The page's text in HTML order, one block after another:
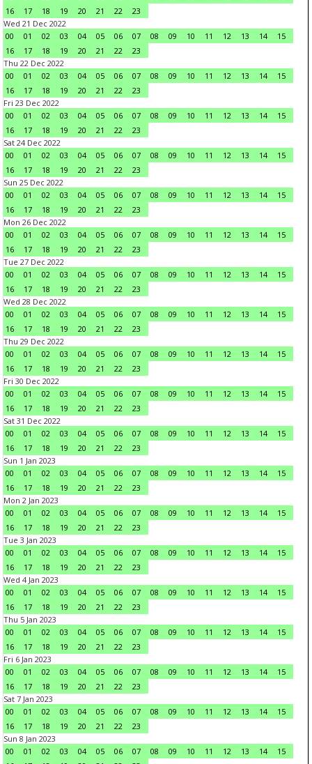
16
17 18 19 20 21 22
23
Wed 21 Dec 2022
00
01 02 03 04 05 06 07 08 09 10 11 12 13 14
15
16
17 18 19 20 21 22
23
Thu 22 Dec 2022
00
01 02 03 04 05 06 07 08 09 10 11 12 13 14
15
16
17 18 19 20 21 22
23
Fri 23 Dec 2022
00
01 02 03 04 05 06 07 08 09 10 11 12 13 14
15
16
17 18 19 20 21 22
23
Sat 24 Dec 2022
00
01 02 03 04 05 06 07 08 09 10 11 12 13 14
15
16
17 18 19 20 21 22
23
Sun 25 Dec 2022
00
01 02 03 04 05 06 07 08 09 10 11 12 13 14
15
16
17 18 19 20 21 22
23
Mon 26 Dec 2022
00
01 02 03 04 05 06 07 08 09 10 11 12 13 14
15
16
17 18 19 20 21 22
23
Tue 27 Dec 2022
00
01 02 03 04 05 06 07 08 09 10 11 12 13 14
15
16
17 18 19 20 21 22
23
Wed 28 Dec 2022
00
01 02 03 04 05 06 07 08 09 10 11 12 13 14
15
16
17 18 19 20 21 22
23
Thu 29 Dec 2022
00
01 02 03 04 05 06 07 08 09 10 11 12 13 14
15
16
17 18 19 20 21 22
23
Fri 30 Dec 2022
00
01 02 03 04 05 06 07 08 09 10 11 12 13 14
15
16
17 18 19 20 21 22
23
Sat 31 Dec 2022
00
01 02 03 04 05 06 07 08 09 10 11 12 13 14
15
16
17 18 19 20 21 22
23
Sun 1 Jan 2023
00
01 02 03 04 05 06 07 08 09 10 11 12 13 14
15
16
17 18 19 20 21 22
23
Mon 2 Jan 2023
00
01 02 03 04 05 06 07 08 09 10 11 12 13 14
15
16
17 18 19 20 21 22
23
Tue 3 Jan 2023
00
01 02 03 04 05 06 07 08 09 10 11 12 13 14
15
16
17 18 19 20 21 22
23
Wed 4 Jan 2023
00
01 02 03 04 05 06 07 08 09 10 11 12 13 14
15
16
17 18 19 20 21 22
23
Thu 5 Jan 2023
00
01 02 03 04 05 06 07 08 09 10 11 12 13 14
15
16
17 18 19 20 21 22
23
Fri 6 Jan 2023
00
01 02 03 04 05 06 07 08 09 10 11 12 13 14
15
16
17 18 19 20 21 22
23
Sat 7 Jan 2023
00
01 02 03 04 05 06 07 08 09 10 11 12 13 14
15
16
17 18 19 20 21 22
23
Sun 8 Jan 2023
00
01 02 03 04 05 06 07 08 09 10 11 12 13 14
15